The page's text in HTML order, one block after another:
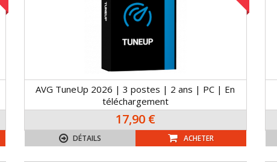
AVG TuneUp 2026 | 3 postes | 2 ans | PC | En
téléchargement
17,90 €
DÉTAILS ACHETER